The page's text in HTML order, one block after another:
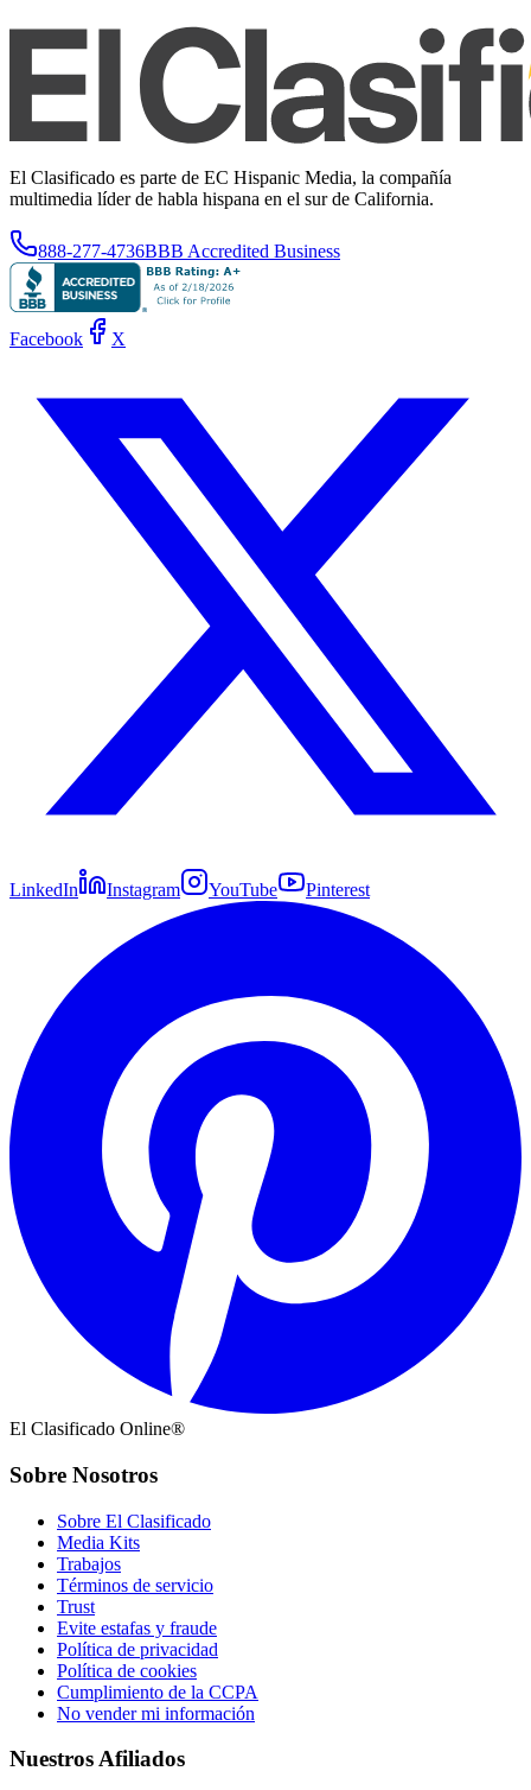
El Clasificado es parte de EC Hispanic Media, la compañía
multimedia líder de habla hispana en el sur de California.
888-277-4736BBB Accredited Business
Facebook X
LinkedIn Instagram YouTube Pinterest
El Clasificado Online®
Sobre Nosotros
Sobre El Clasificado
Media Kits
Trabajos
Términos de servicio
Trust
Evite estafas y fraude
Política de privacidad
Política de cookies
Cumplimiento de la CCPA
No vender mi información
Nuestros Afiliados